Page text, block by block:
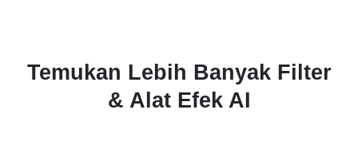
Temukan Lebih Banyak Filter
& Alat Efek AI